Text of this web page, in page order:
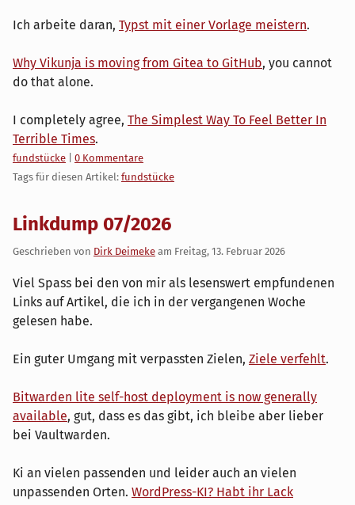
Ich arbeite daran, Typst mit einer Vorlage meistern.
Why Vikunja is moving from Gitea to GitHub, you cannot
do that alone.
I completely agree, The Simplest Way To Feel Better In
Terrible Times.
Kategorien:
fundstücke
0 Kommentare
Tags für diesen Artikel: fundstücke
Linkdump 07/2026
Geschrieben von Dirk Deimeke am Freitag, 13. Februar 2026
Viel Spass bei den von mir als lesenswert empfundenen
Links auf Artikel, die ich in der vergangenen Woche
gelesen habe.
Ein guter Umgang mit verpassten Zielen, Ziele verfehlt.
Bitwarden lite self-host deployment is now generally
available, gut, dass es das gibt, ich bleibe aber lieber
bei Vaultwarden.
Ki an vielen passenden und leider auch an vielen
unpassenden Orten. WordPress-KI? Habt ihr Lack